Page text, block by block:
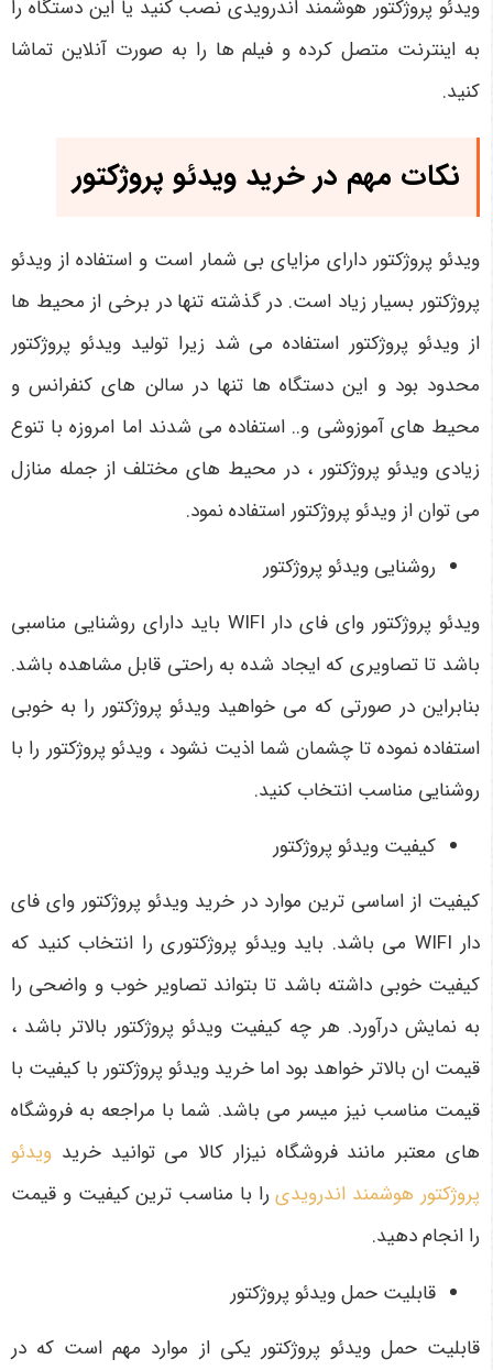
ویدئو پروژکتور هوشمند اندرویدی نصب کنید یا این دستگاه را
به اینترنت متصل کرده و فیلم ها را به صورت آنلاین تماشا
کنید.
نکات مهم در خرید ویدئو پروژکتور
ویدئو پروژکتور دارای مزایای بی شمار است و استفاده از ویدئو
پروژکتور بسیار زیاد است. در گذشته تنها در برخی از محیط ها
از ویدئو پروژکتور استفاده می شد زیرا تولید ویدئو پروژکتور
محدود بود و این دستگاه ها تنها در سالن های کنفرانس و
محیط های آموزوشی و.. استفاده می شدند اما امروزه با تنوع
زیادی ویدئو پروژکتور ، در محیط های مختلف از جمله منازل
می توان از ویدئو پروژکتور استفاده نمود.
روشنایی ویدئو پروژکتور
ویدئو پروژکتور وای فای دار WIFI
باید دارای روشنایی مناسبی
باشد تا تصاویری که ایجاد شده به راحتی قابل مشاهده باشد.
بنابراین در صورتی که می خواهید ویدئو پروژکتور را به خوبی
استفاده نموده تا چشمان شما اذیت نشود ، ویدئو پروژکتور را با
روشنایی مناسب انتخاب کنید.
کیفیت ویدئو پروژکتور
کیفیت از اساسی ترین موارد در خرید ویدئو پروژکتور وای فای
دار WIFI
می باشد. باید ویدئو پروژکتوری را انتخاب کنید که
کیفیت خوبی داشته باشد تا بتواند تصاویر خوب و واضحی را
به نمایش درآورد. هر چه کیفیت ویدئو پروژکتور بالاتر باشد ،
قیمت ان بالاتر خواهد بود اما خرید ویدئو پروژکتور با کیفیت با
قیمت مناسب نیز میسر می باشد. شما با مراجعه به فروشگاه
های معتبر مانند فروشگاه نیزار کالا می توانید خرید ویدئو
پروژکتور هوشمند اندرویدیرا با مناسب ترین کیفیت و قیمت
را انجام دهید.
قابلیت حمل ویدئو پروژکتور
قابلیت حمل ویدئو پروژکتور یکی از موارد مهم است که در